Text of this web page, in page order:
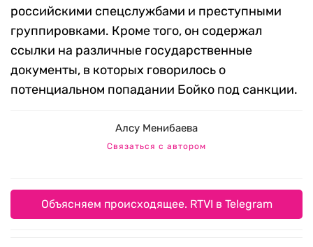
российскими спецслужбами и преступными
группировками. Кроме того, он содержал
ссылки на различные государственные
документы, в которых говорилось о
потенциальном попадании Бойко под санкции.
Алсу Менибаева
Связаться с автором
Объясняем происходящее. RTVI в Telegram